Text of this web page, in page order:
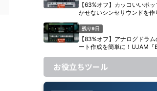
【63%オフ】カッコいいポ
かせないシンセサウンドを作
間限定】
残り9日
【83%オフ】アナログドラ
ート作成を簡単に！UJAM
お役立ちツール